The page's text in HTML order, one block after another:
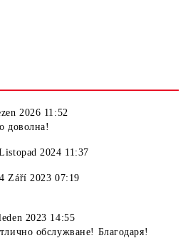
2026 11:52
доволна!
2024 11:37
Září 2023 07:19
2023 14:55
обслужване! Благодаря!